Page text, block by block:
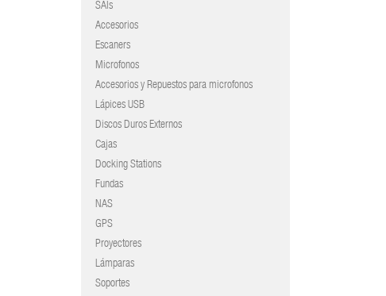
SAIs
Accesorios
Escaners
Microfonos
Accesorios y Repuestos para microfonos
Lápices USB
Discos Duros Externos
Cajas
Docking Stations
Fundas
NAS
GPS
Proyectores
Lámparas
Soportes